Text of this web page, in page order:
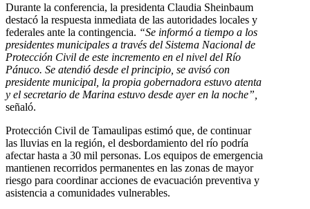
Durante la conferencia, la presidenta Claudia Sheinbaum
destacó la respuesta inmediata de las autoridades locales y
federales ante la contingencia. “Se informó a tiempo a los
presidentes municipales a través del Sistema Nacional de
Protección Civil de este incremento en el nivel del Río
Pánuco. Se atendió desde el principio, se avisó con
presidente municipal, la propia gobernadora estuvo atenta
y el secretario de Marina estuvo desde ayer en la noche”,
señaló.
Protección Civil de Tamaulipas estimó que, de continuar
las lluvias en la región, el desbordamiento del río podría
afectar hasta a 30 mil personas. Los equipos de emergencia
mantienen recorridos permanentes en las zonas de mayor
riesgo para coordinar acciones de evacuación preventiva y
asistencia a comunidades vulnerables.